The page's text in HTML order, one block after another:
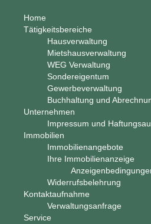
Home
Tätigkeitsbereiche
Hausverwaltung
Mietshausverwaltung
WEG Verwaltung
Sondereigentum
Gewerbeverwaltung
Buchhaltung und
Unternehmen
Impressum und
Immobilien
Immobilienangebote
Ihre Immobilienanzeige
Widerrufsbelehrung
Kontaktaufnahme
Verwaltungsanfrage
Service